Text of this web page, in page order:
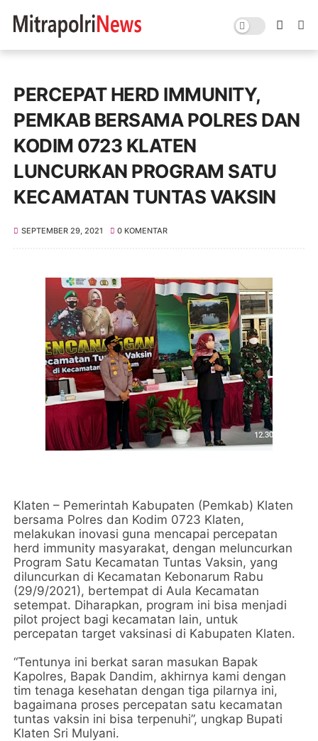
PERCEPAT HERD IMMUNITY,
PEMKAB BERSAMA POLRES DAN
KODIM 0723 KLATEN
LUNCURKAN PROGRAM SATU
KECAMATAN TUNTAS VAKSIN
SEPTEMBER 29, 2021 0 KOMENTAR
Klaten – Pemerintah Kabupaten (Pemkab) Klaten
bersama Polres dan Kodim 0723 Klaten,
melakukan inovasi guna mencapai percepatan
herd immunity masyarakat, dengan meluncurkan
Program Satu Kecamatan Tuntas Vaksin, yang
diluncurkan di Kecamatan Kebonarum Rabu
(29/9/2021), bertempat di Aula Kecamatan
setempat. Diharapkan, program ini bisa menjadi
pilot project bagi kecamatan lain, untuk
percepatan target vaksinasi di Kabupaten Klaten.
“Tentunya ini berkat saran masukan Bapak
Kapolres, Bapak Dandim, akhirnya kami dengan
tim tenaga kesehatan dengan tiga pilarnya ini,
bagaimana proses percepatan satu kecamatan
tuntas vaksin ini bisa terpenuhi”, ungkap Bupati
Klaten Sri Mulyani.